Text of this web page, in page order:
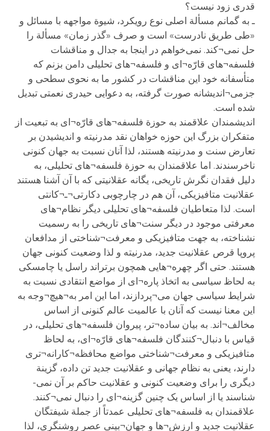
قدری زود نیست؟
ـ به گمانم مسألة اصلی نوع رویکرد، شیوة مواجهه با مسائل و
«طی طریق نادرست» است و صرف «گذر زمان» مسألة را
حل نمی¬کند. نمی‌خواهم در اینجا به جدال و مناقشات
فلسفه¬های قارّه¬ای و فلسفه¬های تحلیلی دامن بزنم که
متأسفانه خود این مناقشات در کشور ما به نحوی سطحی و
جزمی¬اندیشانه صورت گرفته، به دعوایی حیدری نعمتی تبدیل
شده است.
اندیشمندان علاقمند به حوزة فلسفه¬های قارّه¬ای به تبعیت از
متفکران بزرگ این حوزه خواهان نقد مدرنیته و اندیشیدن بر
تعارض سنت و مدرنیته هستند، لذا آنان نسبت به جهان کنونی
ناخرسندند. اما علاقمندان به حوزة فلسفه¬های تحلیلی، به
دلیل فقدان نگرش تاریخی، یگانه عقلانیتی که با آن آشنا هستند
عقلانیت متافیزیکی، آن هم در چارچوبی دکارتی¬ـ¬کانتی
است. لذا متعاطیان فلسفه¬های تحلیلی دیگر نظام¬های
معرفتی موجود در دیگر سنت¬های تاریخی را به رسمیت
نشناخته، به جهت متافیزیکی و معرفت¬شناختی از مدافعان
پروپا قرص عقلانیت جدید، مدرنیته و لذا وضعیت کنونی جهان
هستند. حتی اگر چهره¬هایی همچون برتراند راسل یا چامسکی
به لحاظ سیاسی به اتخاذ پاره¬ای از مواضع انتقادی نسبت به
شرایط سیاسی جهان می¬پردازند، اما این امر به¬هیچ¬وجه به
این معنا نیست که آنان با عالمیت عالم کنونی از اساس
مخالف¬اند. به بیان ساده¬تر، پیروان فلسفه¬های تحلیلی، در
قیاس با دنبال¬کنندگان فلسفه¬های قارّه¬ای، به لحاظ
متافیزیکی و معرفت¬شناختی مواضع محافظه¬کارانه¬تری
دارند، یعنی به نظام جهانی و عقلانیت جدید تن داده، گزینة
دیگری را برای وضعیت کنونی و عقلانیت حاکم بر آن نمی-
شناسند یا از اساس یک چنین گزینه¬ای را دنبال نمی¬کنند.
علاقمندان به فلسفه¬های تحلیلی عمدتاً از جملة شیفتگان
عقلانیت جدید و ارزش¬ها و جهان¬بینی عصر روشنگری، لذا